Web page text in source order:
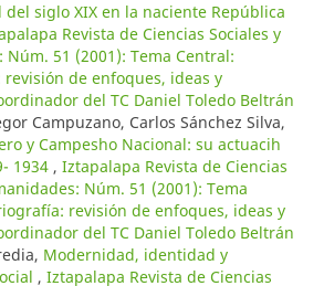
siglo XIX en la naciente República
Revista de Ciencias Sociales y
Núm. 51 (2001): Tema Central:
de enfoques, ideas y
del TC Daniel Toledo Beltrán
Campuzano, Carlos Sánchez Silva,
y Campesho Nacional: su actuacih
1934 , Iztapalapa Revista de Ciencias
Núm. 51 (2001): Tema
revisión de enfoques, ideas y
del TC Daniel Toledo Beltrán
Modernidad, identidad y
, Iztapalapa Revista de Ciencias